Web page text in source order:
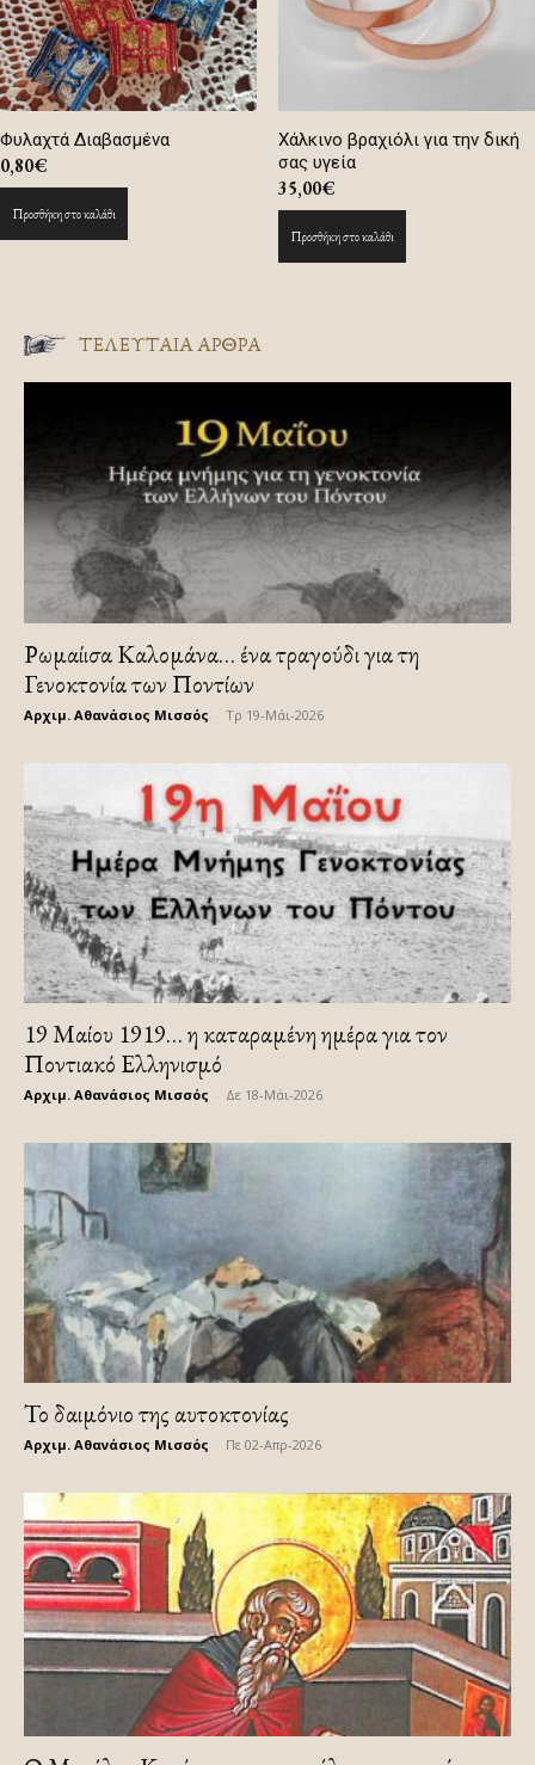
Φυλαχτά Διαβασμένα
0,80€
Προσθήκη στο καλάθι
Χάλκινο βραχιόλι για την δική
σας υγεία
35,00€
Προσθήκη στο καλάθι
ΤΕΛΕΥΤΑΙΑ ΑΡΘΡΑ
Ρωμαίισα Καλομάνα… ένα τραγούδι για τη
Γενοκτονία των Ποντίων
Αρχιμ. Αθανάσιος Μισσός Τρ 19-Μάι-2026
19 Μαίου 1919… η καταραμένη ημέρα για τον
Ποντιακό Ελληνισμό
Αρχιμ. Αθανάσιος Μισσός Δε 18-Μάι-2026
Το δαιμόνιο της αυτοκτονίας
Αρχιμ. Αθανάσιος Μισσός Πε 02-Απρ-2026